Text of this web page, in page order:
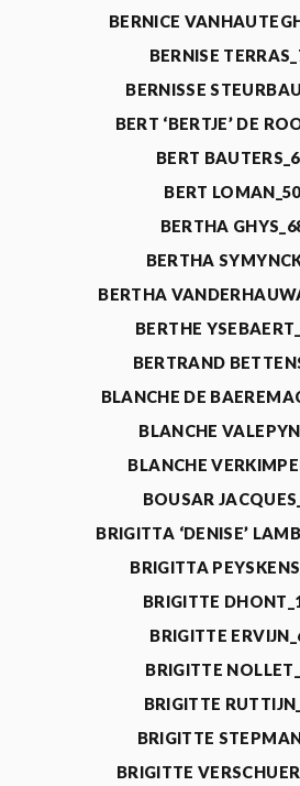
BERNICE
BERNISE
BERNISSE
BERT ‘BERTJE’ DE
BERT
BERT
BERTHA
BERTHA
BERTHA
BERTHE
BERTRAND
BLANCHE DE
BLANCHE
BLANCHE
BOUSAR
BRIGITTA ‘DENISE’
BRIGITTA
BRIGITTE
BRIGITTE
BRIGITTE
BRIGITTE
BRIGITTE
BRIGITTE